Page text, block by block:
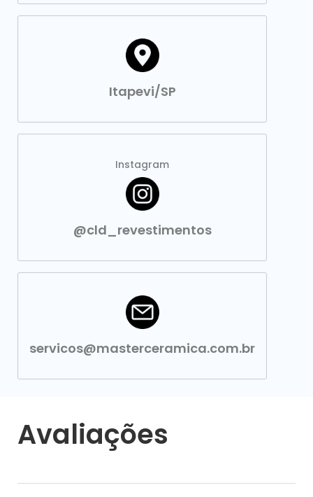
Itapevi/SP
Instagram
@cld_revestimentos
servicos@masterceramica.com.br
Avaliações